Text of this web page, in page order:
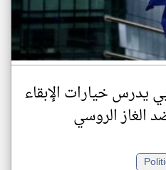
يدرس خيارات الإبقاء
الغاز الروسي